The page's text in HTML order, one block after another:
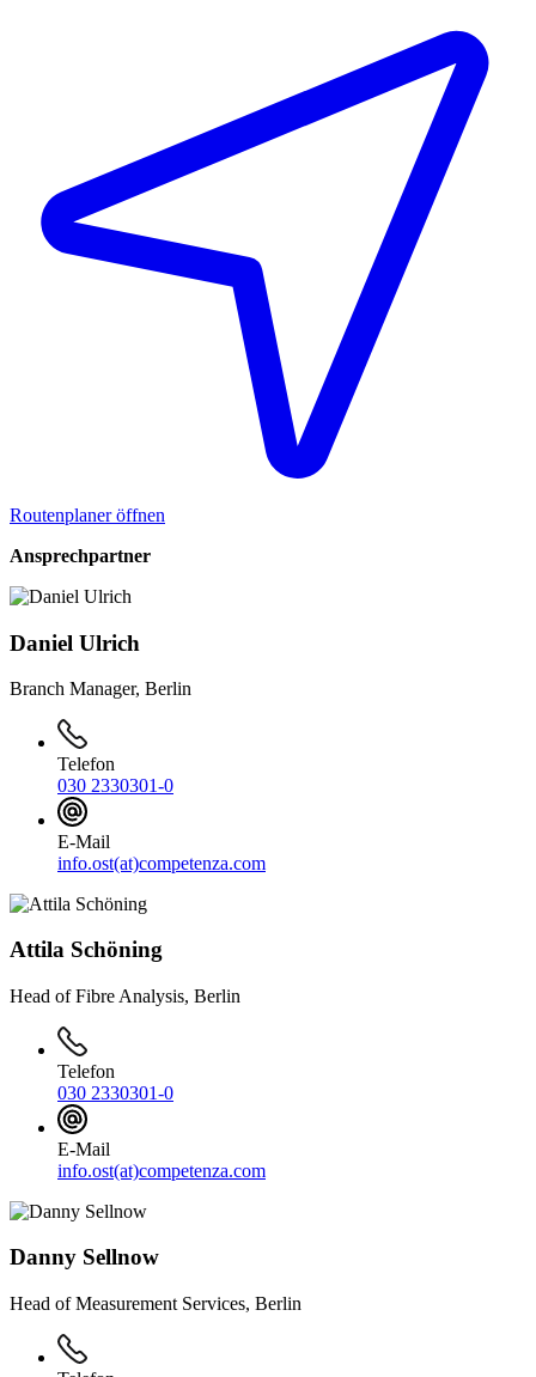
Routenplaner öffnen
Ansprechpartner
Daniel Ulrich
Branch Manager, Berlin
Telefon
030 2330301-0
E-Mail
info.ost(at)competenza.com
Attila Schöning
Head of Fibre Analysis, Berlin
Telefon
030 2330301-0
E-Mail
info.ost(at)competenza.com
Danny Sellnow
Head of Measurement Services, Berlin